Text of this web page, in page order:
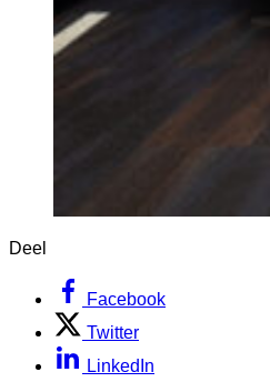
Deel
Facebook
Twitter
LinkedIn